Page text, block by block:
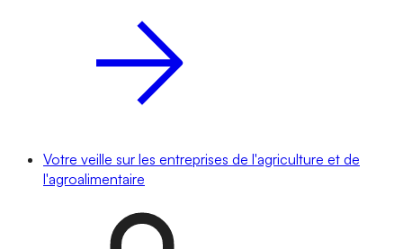
Votre veille sur les entreprises de l'agriculture et de
l'agroalimentaire